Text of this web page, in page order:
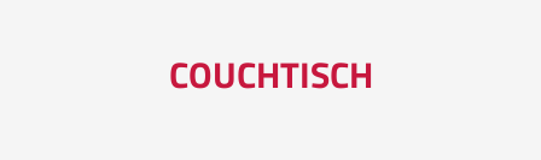
COUCHTISCH